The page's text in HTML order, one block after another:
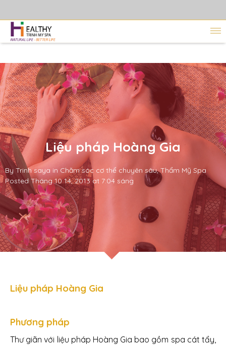
Liệu pháp Hoàng Gia
By Trinh saya in Chăm sóc cơ thể chuyên sâu,Thẩm Mỹ Spa
Posted Tháng 10 14, 2013 at 7:04 sáng
Liệu pháp Hoàng Gia
Phương pháp
Thư giãn với liệu pháp Hoàng Gia bao gồm spa cát tẩy,